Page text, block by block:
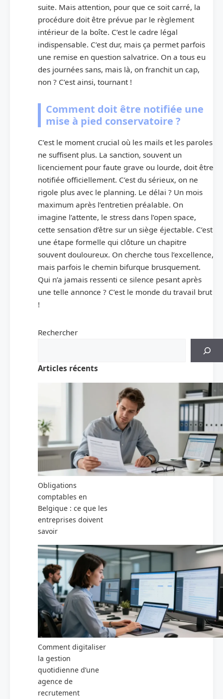
suite. Mais attention, pour que ce soit carré, la
procédure doit être prévue par le règlement
intérieur de la boîte. C’est le cadre légal
indispensable. C’est dur, mais ça permet parfois
une remise en question salvatrice. On a tous eu
des journées sans, mais là, on franchit un cap,
non ? C’est ainsi, tournant !
Comment doit être notifiée une
mise à pied conservatoire ?
C’est le moment crucial où les mails et les paroles
ne suffisent plus. La sanction, souvent un
licenciement pour faute grave ou lourde, doit être
notifiée officiellement. C’est du sérieux, on ne
rigole plus avec le planning. Le délai ? Un mois
maximum après l’entretien préalable. On
imagine l’attente, le stress dans l’open space,
cette sensation d’être sur un siège éjectable. C’est
une étape formelle qui clôture un chapitre
souvent douloureux. On cherche tous l’excellence,
mais parfois le chemin bifurque brusquement.
Qui n’a jamais ressenti ce silence pesant après
une telle annonce ? C’est le monde du travail brut
!
Rechercher
Articles récents
Obligations
comptables en
Belgique : ce que les
entreprises doivent
savoir
Comment digitaliser
la gestion
quotidienne d’une
agence de
recrutement